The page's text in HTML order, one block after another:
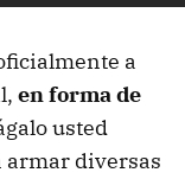
a
en forma de
usted
armar diversas